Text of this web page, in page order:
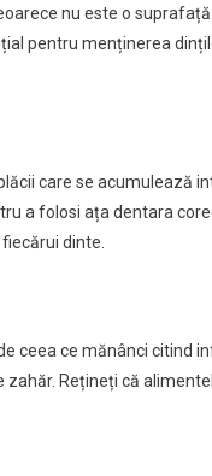
nu este o
pentru menținerea
care se acumulează
a folosi ața dentara
dinte.
ceea ce mănânci citind
Rețineți că